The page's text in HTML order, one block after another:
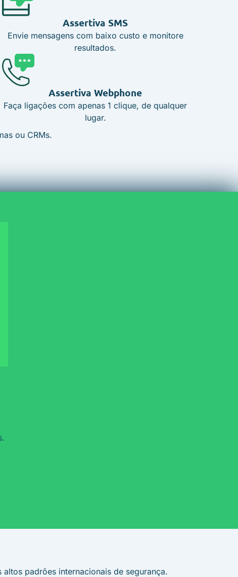
Assertiva SMS
Envie mensagens com baixo custo e monitore
resultados.
Assertiva Webphone
Faça ligações com apenas 1 clique, de qualquer
lugar.
ou CRMs.
padrões internacionais de segurança.